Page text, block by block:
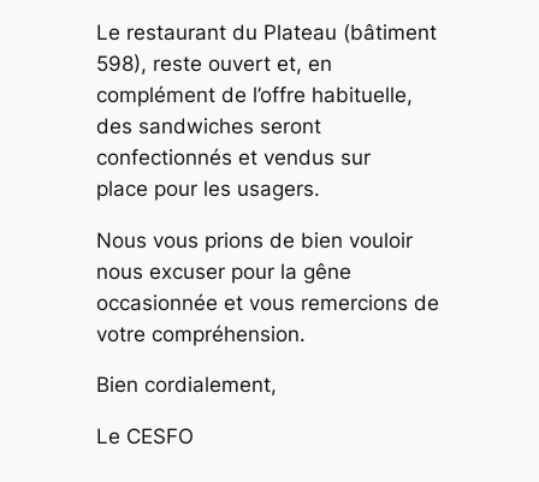
Le restaurant du Plateau (bâtiment
598), reste ouvert et, en
complément de l’offre habituelle,
des sandwiches seront
confectionnés et vendus sur
place pour les usagers.
Nous vous prions de bien vouloir
nous excuser pour la gêne
occasionnée et vous remercions de
votre compréhension.
Bien cordialement,
Le CESFO